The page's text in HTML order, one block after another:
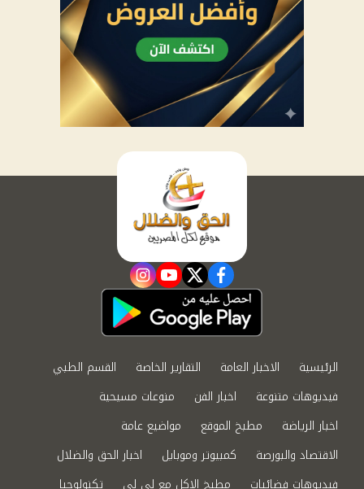
facebook
twitter
youtube
instagram
الرئيسية الاخبار العامة التقارير الخاصة
القسم الطبي
فيديوهات متنوعة
اخبار الفن
منوعات مسيحية
اخبار الرياضة
مطبخ الموقع
مواضيع عامة
الاقتصاد والبورصة
كمبيوتر وموبايل
اخبار الحق والضلال
فيديوهات فضائيات
مطبخ الاكل مع لى لى تكنولوجيا